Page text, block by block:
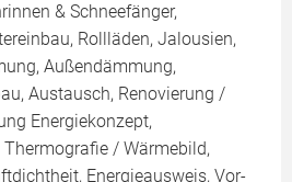
& Schneefänger,
Rollläden, Jalousien,
Außendämmung,
Austausch, Renovierung /
Energiekonzept,
/ Wärmebild,
Energieausweis, Vor-